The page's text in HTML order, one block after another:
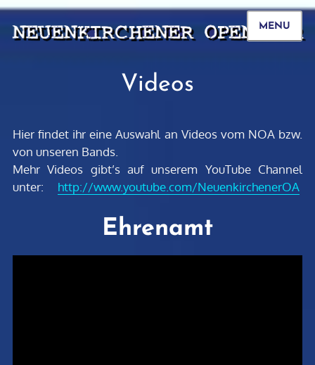
MENU
Videos
Hier findet ihr eine Auswahl an Videos vom NOA bzw.
von unseren Bands.
Mehr Videos gibt’s auf unserem YouTube Channel
unter: http://www.youtube.com/NeuenkirchenerOA
Ehrenamt